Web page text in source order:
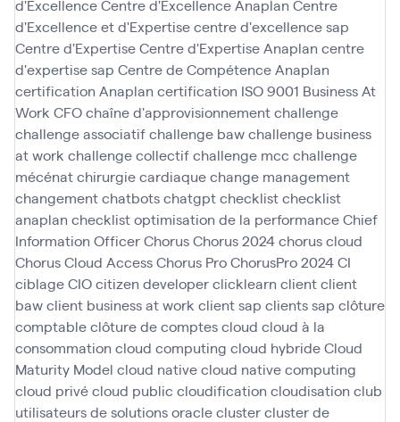
d'ExcellenceCentre d'Excellence Anaplan Centre
d'Excellence et d'Expertisecentre d'excellence sap
Centre d'ExpertiseCentre d'Expertise Anaplan centre
d'expertise sap Centre de Compétence Anaplan
certification Anaplan certification ISO 9001 Business At
Work CFOchaîne d'approvisionnementchallenge
challenge associatifchallenge bawchallenge business
at work challenge collectifchallenge mcc challenge
mécénat chirurgie cardiaquechange management
changementchatbotschatgptchecklistchecklist
anaplan checklist optimisation de la performanceChief
Information OfficerChorusChorus 2024chorus cloud
Chorus Cloud AccessChorus ProChorusPro 2024CI
ciblageCIOcitizen developerclicklearn clientclient
bawclient business at work client sap clients sap clôture
comptableclôture de comptescloud cloud à la
consommation cloud computing cloud hybrideCloud
Maturity Model cloud nativecloud native computing
cloud privécloud public cloudification cloudisation club
utilisateurs de solutions oracleclustercluster de